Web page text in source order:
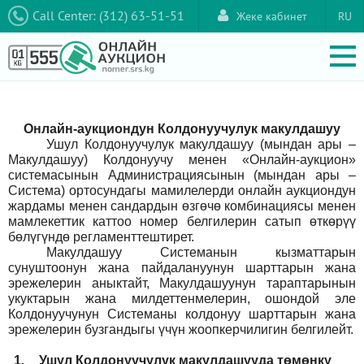
Call Center: (312) 63-51-51 RU
Жеке кабинет
Онлайн-аукциондун Колдонуучулук макулдашуу
Ушул Колдонуучулук макулдашуу (мындан ары –
Макулдашуу) Колдонуучу менен «Онлайн-аукцион»
системасынын Администрациясынын (мындан ары –
Система) ортосундагы мамилелерди онлайн аукциондун
жардамы менен сандардын өзгөчө комбинациясы менен
мамлекеттик каттоо номер белгилерин сатып өткөрүү
бөлүгүндө регламенттештирет.
Макулдашуу Системанын кызматтарын
сунуштоонун жана пайдалануунун шарттарын жана
эрежелерин аныктайт, Макулдашуунун тараптарынын
укуктарын жана милдеттенмелерин, ошондой эле
Колдонуучунун Системаны колдонуу шарттарын жана
эрежелерин бузгандыгы үчүн жоопкерчилигин белгилейт.
1. Ушул Колдонуучулук макулдашууда төмөнкү